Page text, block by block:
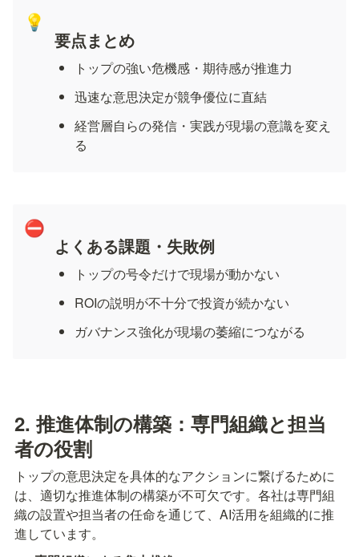
💡
要点まとめ
トップの強い危機感・期待感が推進力
迅速な意思決定が競争優位に直結
経営層自らの発信・実践が現場の意識を変え
る
⛔
よくある課題・失敗例
トップの号令だけで現場が動かない
ROIの説明が不十分で投資が続かない
ガバナンス強化が現場の萎縮につながる
2. 推進体制の構築：専門組織と担当
者の役割
トップの意思決定を具体的なアクションに繋げるために
は、適切な推進体制の構築が不可欠です。各社は専門組
織の設置や担当者の任命を通じて、AI活用を組織的に推
進しています。